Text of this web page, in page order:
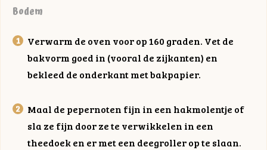
Bodem
Verwarm de oven voor op 160 graden. Vet de
bakvorm goed in (vooral de zijkanten) en
bekleed de onderkant met bakpapier.
Maal de pepernoten fijn in een hakmolentje of
sla ze fijn door ze te verwikkelen in een
theedoek en er met een deegroller op te slaan.